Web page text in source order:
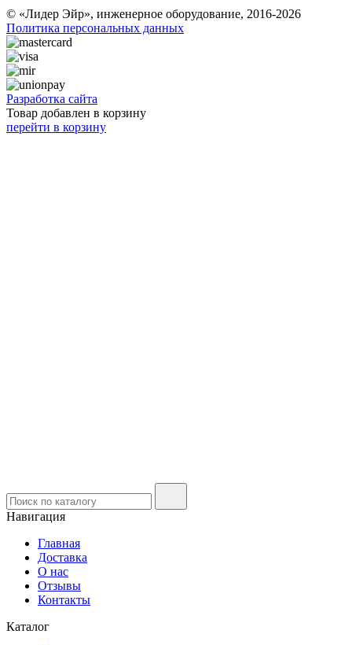
© «Лидер Эйр», инженерное оборудование, 2016-2026
Политика персональных данных
Разработка сайта
Товар добавлен в корзину
перейти в корзину
Навигация
Главная
Доставка
О нас
Отзывы
Контакты
Каталог